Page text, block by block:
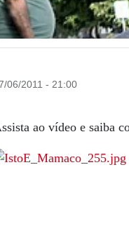
06/2011 - 21:00
ao vídeo e saiba